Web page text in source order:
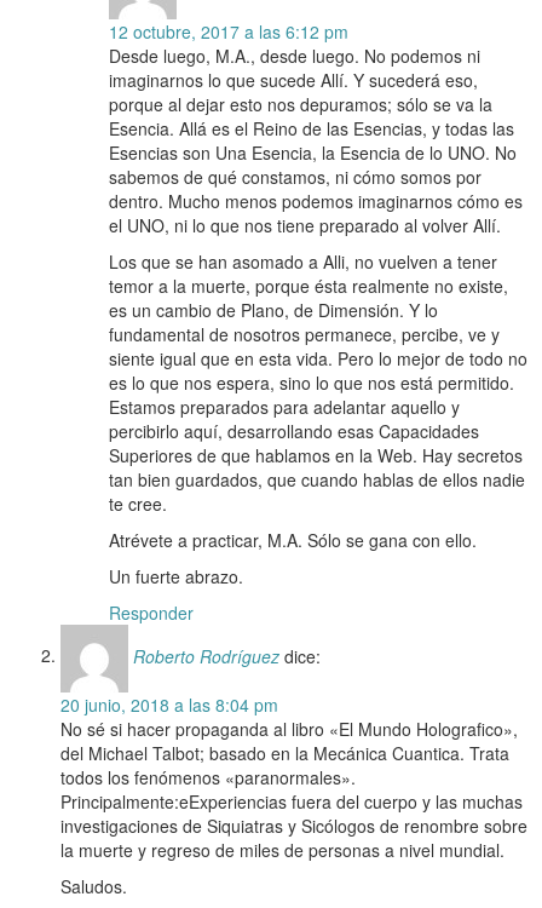
12 octubre, 2017 a las 6:12 pm
Desde luego, M.A., desde luego. No podemos ni
imaginarnos lo que sucede Allí. Y sucederá eso,
porque al dejar esto nos depuramos; sólo se va la
Esencia. Allá es el Reino de las Esencias, y todas las
Esencias son Una Esencia, la Esencia de lo UNO. No
sabemos de qué constamos, ni cómo somos por
dentro. Mucho menos podemos imaginarnos cómo es
el UNO, ni lo que nos tiene preparado al volver Allí.
Los que se han asomado a Alli, no vuelven a tener
temor a la muerte, porque ésta realmente no existe,
es un cambio de Plano, de Dimensión. Y lo
fundamental de nosotros permanece, percibe, ve y
siente igual que en esta vida. Pero lo mejor de todo no
es lo que nos espera, sino lo que nos está permitido.
Estamos preparados para adelantar aquello y
percibirlo aquí, desarrollando esas Capacidades
Superiores de que hablamos en la Web. Hay secretos
tan bien guardados, que cuando hablas de ellos nadie
te cree.
Atrévete a practicar, M.A. Sólo se gana con ello.
Un fuerte abrazo.
Responder
Roberto Rodríguez dice:
20 junio, 2018 a las 8:04 pm
No sé si hacer propaganda al libro «El Mundo Holografico»,
del Michael Talbot; basado en la Mecánica Cuantica. Trata
todos los fenómenos «paranormales».
Principalmente:eExperiencias fuera del cuerpo y las muchas
investigaciones de Siquiatras y Sicólogos de renombre sobre
la muerte y regreso de miles de personas a nivel mundial.
Saludos.